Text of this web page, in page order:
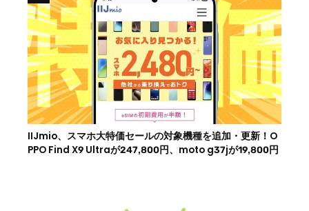
IIJmio、スマホ大特価セールの対象機種を追加・更新！O
PPO Find X9 Ultraが247,800円、moto g37jが19,800円